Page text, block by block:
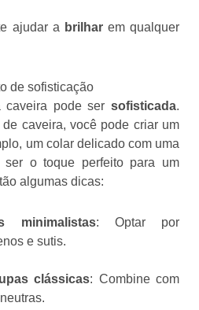
ajudar a brilharem qualquer
de sofisticação
caveira pode ser sofisticada.
caveira, você pode criar um
um colar delicado com uma
ser o toque perfeito para um
algumas dicas:
minimalistas: Optar por
e sutis.
clássicas: Combine com